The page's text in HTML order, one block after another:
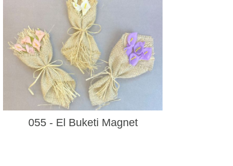
055 - El Buketi Magnet